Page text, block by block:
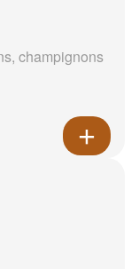
champignons